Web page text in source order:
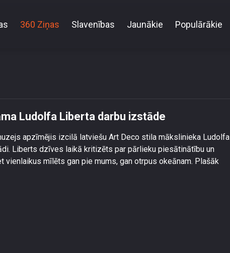
360 Ziņas Slavenības Jaunākie Populārākie
Ludolfa Liberta darbu izstāde
apzīmējis izcilā latviešu Art Deco stila mākslinieka Ludolfa
Liberts dzīves laikā kritizēts par pārlieku piesātinātību un
mīlēts gan pie mums, gan otrpus okeānam. Plašāk